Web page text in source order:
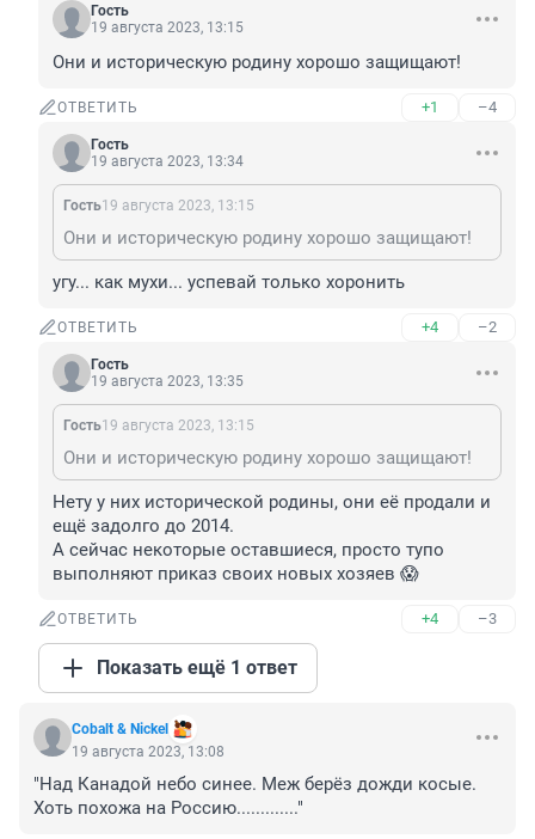
Гость
19 августа 2023, 13:15
Они и историческую родину хорошо защищают!
ОТВЕТИТЬ +1 –4
Гость
19 августа 2023, 13:34
Гость19 августа 2023, 13:15
Они и историческую родину хорошо защищают!
угу... как мухи... успевай только хоронить
ОТВЕТИТЬ +4 –2
Гость
19 августа 2023, 13:35
Гость19 августа 2023, 13:15
Они и историческую родину хорошо защищают!
Нету у них исторической родины, они её продали и
ещё задолго до 2014.
А сейчас некоторые оставшиеся, просто тупо
выполняют приказ своих новых хозяев 😱
ОТВЕТИТЬ +4 –3
Показать ещё 1 ответ
Cobalt & Nickel
19 августа 2023, 13:08
"Над Канадой небо синее. Меж берёз дожди косые.
Хоть похожа на Россию............."